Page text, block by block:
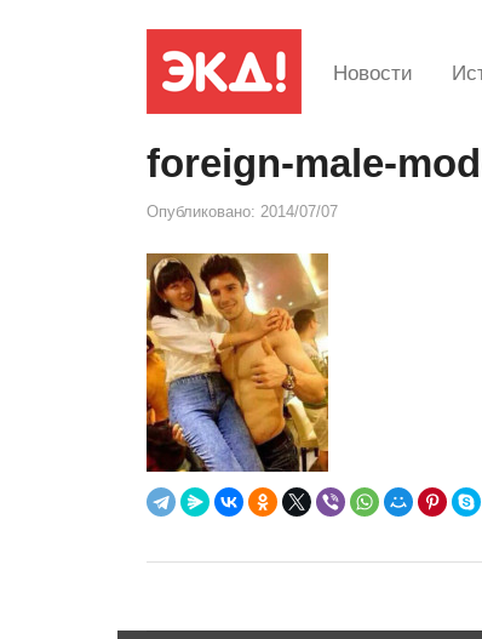
Новости
foreign-male-
Опубликовано: 2014/07/07